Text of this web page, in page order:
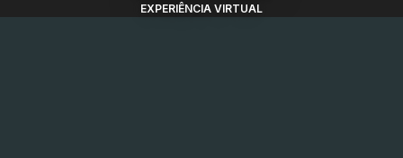
EXPERIÊNCIA VIRTUAL